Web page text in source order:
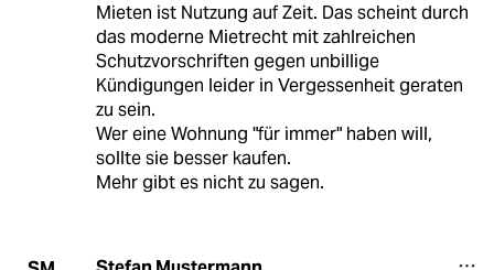
Mieten ist Nutzung auf Zeit. Das scheint durch
das moderne Mietrecht mit zahlreichen
Schutzvorschriften gegen unbillige
Kündigungen leider in Vergessenheit geraten
zu sein.
Wer eine Wohnung "für immer" haben will,
sollte sie besser kaufen.
Mehr gibt es nicht zu sagen.